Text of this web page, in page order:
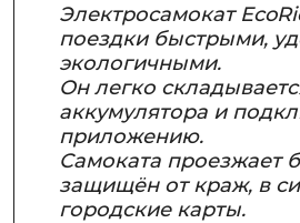
Электросамокат
поездки быстрыми,
экологичными.
Он легко
аккумулятора и
приложению.
Самоката проезжает
защищён от краж, в
городские карты.